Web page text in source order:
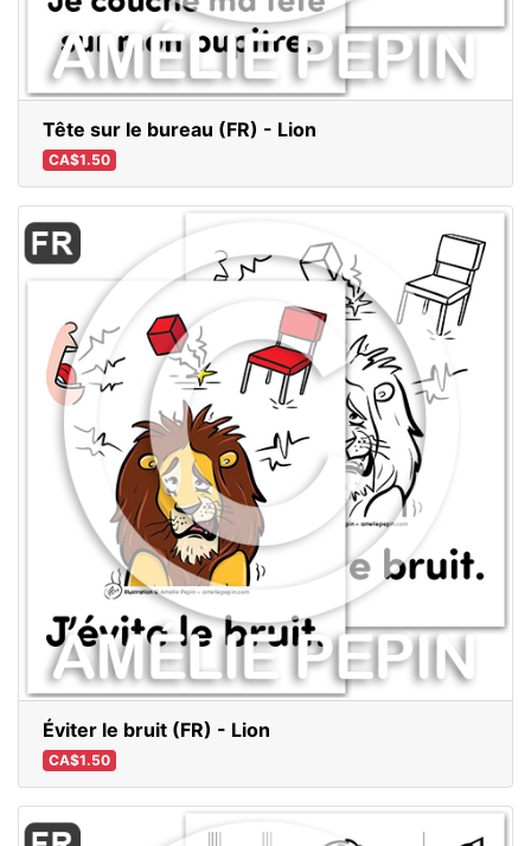
Tête sur le bureau (FR) - Lion
CA$1.50
Éviter le bruit (FR) - Lion
CA$1.50